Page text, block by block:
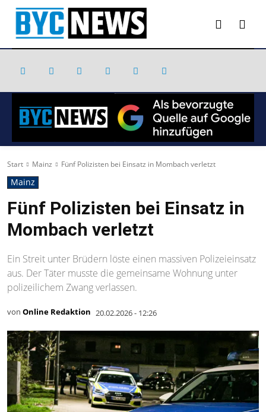
Start Mainz Fünf Polizisten bei Einsatz in Mombach verletzt
Mainz
Fünf Polizisten bei Einsatz in
Mombach verletzt
Ein Streit unter Brüdern löste einen massiven Polizeieinsatz
aus. Der Täter musste die gemeinsame Wohnung unter
polizeilichem Zwang verlassen.
von Online Redaktion 20.02.2026 - 12:26